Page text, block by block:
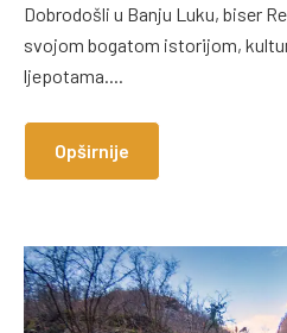
Dobrodošli u Banju Luku, biser
svojom bogatom istorijom,
ljepotama....
Opširnije